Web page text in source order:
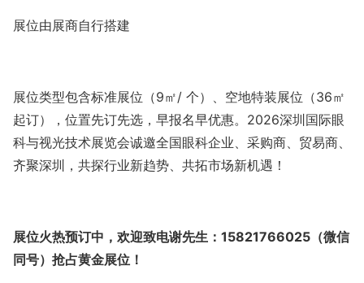
展位由展商自行搭建
展位类型包含标准展位（9㎡/ 个）、空地特装展位（36㎡
起订），位置先订先选，早报名早优惠。 2026深圳国际眼
科与视光技术展览会诚邀全国眼科企业、采购商、贸易商、
齐聚深圳，共探行业新趋势、共拓市场新机遇！
展位火热预订中，欢迎致电谢先生： 15821766025 （微信
同号）抢占黄金展位！